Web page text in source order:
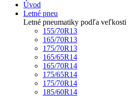
Úvod
Letné pneu
Letné pneumatiky podľa veľkosti
155/70R13
165/70R13
175/70R13
165/65R14
165/70R14
175/65R14
175/70R14
185/60R14